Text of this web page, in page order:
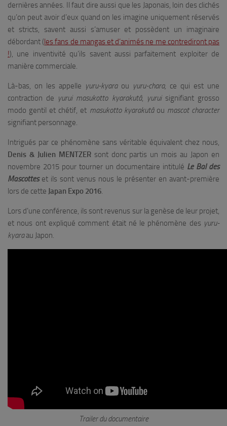
dernières années. Il faut dire aussi que les Japonais, loin des clichés
qu’on peut avoir d’eux quand on les imagine uniquement réservés
et stricts, savent aussi s’amuser et possèdent un imaginaire
débordant (les fans de mangas et d’animés ne me contrediront pas
!), une inventivité qu’ils savent aussi parfaitement exploiter de
manière commerciale.
Là-bas, on les appelle yuru-kyaraou yuru-chara, ce qui est une
contraction de yurui masukotto kyarakutâ, yuruisignifiant grosso
modo gentil et chétif, et masukotto kyarakutâou mascot character
signifiant personnage.
Intrigués par ce phénomène sans véritable équivalent chez nous,
Denis & Julien MENTZERsont donc partis un mois au Japon en
novembre 2015 pour tourner un documentaire intitulé Le Bal des
Mascotteset ils sont venus nous le présenter en avant-première
lors de cette Japan Expo 2016.
Lors d’une conférence, ils sont revenus sur la genèse de leur projet,
et nous ont expliqué comment était né le phénomène des yuru-
kyaraau Japon.
Trailer du documentaire